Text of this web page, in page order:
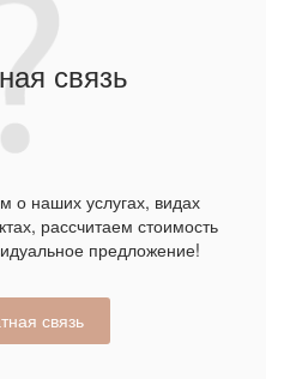
связь
о наших услугах, видах
рассчитаем стоимость
предложение!
связь